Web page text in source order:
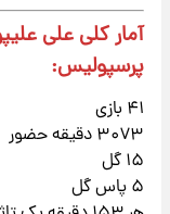
آمار کلی علی
پرسپولیس:
۴۱ بازی
۳۰۷۳ دقیقه حضور
۱۵ گل
۵ پاس گل